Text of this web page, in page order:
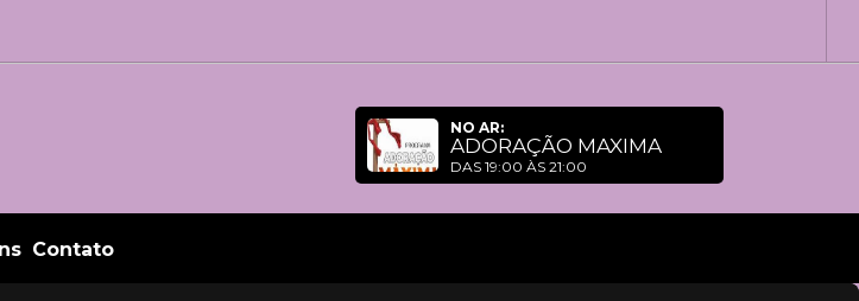
NO AR:
ADORAÇÃO MAXIMA
DAS 19:00 ÀS 21:00
Contato